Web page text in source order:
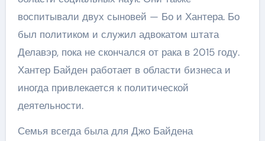
воспитывали двух сыновей — Бо и Хантера. Бо
был политиком и служил адвокатом штата
Делавэр, пока не скончался от рака в 2015 году.
Хантер Байден работает в области бизнеса и
иногда привлекается к политической
деятельности.
Семья всегда была для Джо Байдена